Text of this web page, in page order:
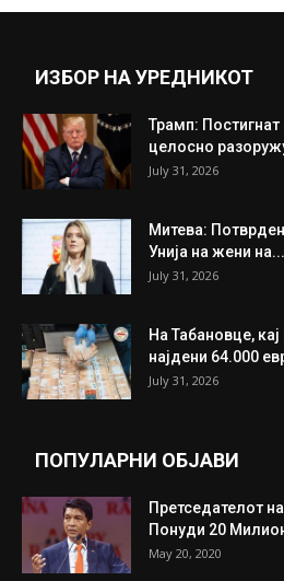
ИЗБОР НА УРЕДНИКОТ
Трамп:
целосно
July 31, 2026
Митева:
Унија на жени на...
July 31, 2026
На Табановце,
најдени 64.000
July 31, 2026
ПОПУЛАРНИ ОБЈАВИ
Претседателот
Понуди 20
May 20, 2020